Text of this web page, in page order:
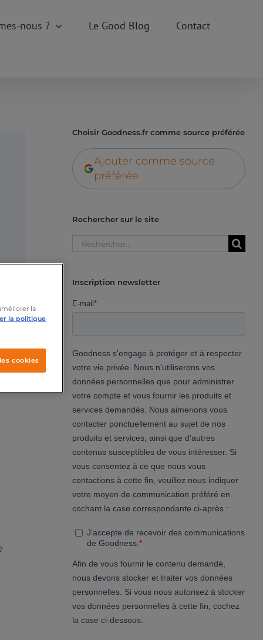
nous ? Le Good Blog Contact
Choisir Goodness.fr comme source préférée
Ajouter comme source
préférée
Rechercher sur le site
Rechercher:
Inscription newsletter
la
la politique
cookies